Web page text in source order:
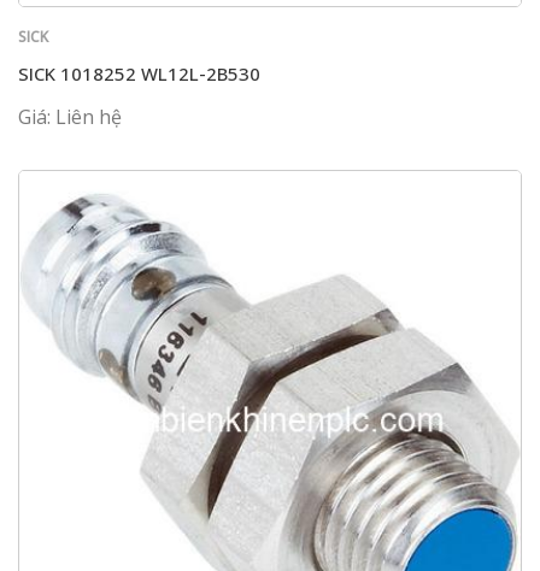
SICK
SICK 1018252 WL12L-2B530
Giá: Liên hệ